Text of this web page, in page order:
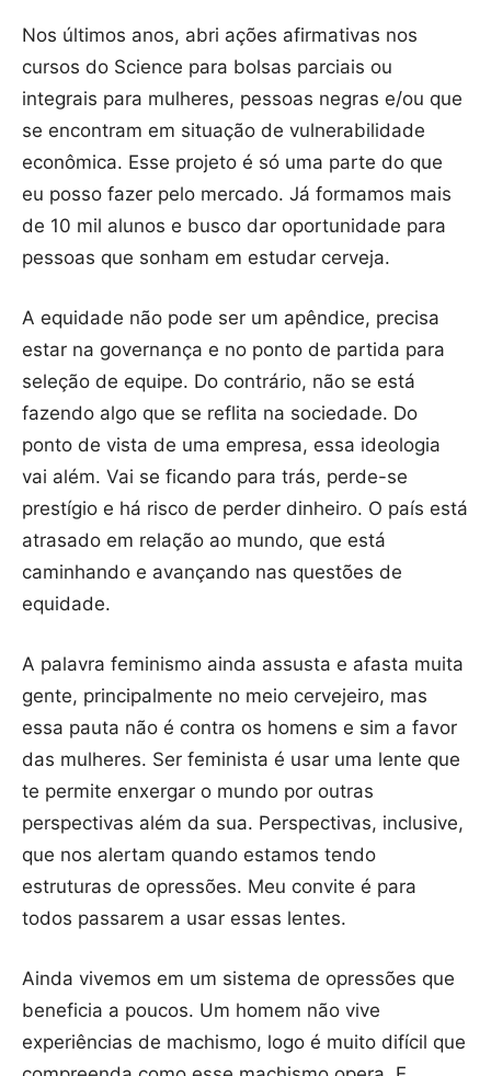
Nos últimos anos, abri ações afirmativas nos
cursos do Science para bolsas parciais ou
integrais para mulheres, pessoas negras e/ou que
se encontram em situação de vulnerabilidade
econômica. Esse projeto é só uma parte do que
eu posso fazer pelo mercado. Já formamos mais
de 10 mil alunos e busco dar oportunidade para
pessoas que sonham em estudar cerveja.
A equidade não pode ser um apêndice, precisa
estar na governança e no ponto de partida para
seleção de equipe. Do contrário, não se está
fazendo algo que se reflita na sociedade. Do
ponto de vista de uma empresa, essa ideologia
vai além. Vai se ficando para trás, perde-se
prestígio e há risco de perder dinheiro. O país está
atrasado em relação ao mundo, que está
caminhando e avançando nas questões de
equidade.
A palavra feminismo ainda assusta e afasta muita
gente, principalmente no meio cervejeiro, mas
essa pauta não é contra os homens e sim a favor
das mulheres. Ser feminista é usar uma lente que
te permite enxergar o mundo por outras
perspectivas além da sua. Perspectivas, inclusive,
que nos alertam quando estamos tendo
estruturas de opressões. Meu convite é para
todos passarem a usar essas lentes.
Ainda vivemos em um sistema de opressões que
beneficia a poucos. Um homem não vive
experiências de machismo, logo é muito difícil que